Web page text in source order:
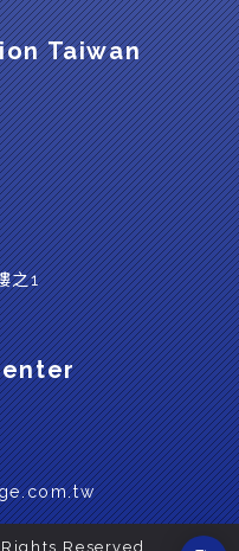
Taiwan
之1
Reserved.